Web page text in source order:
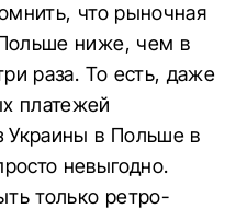
что рыночная
ниже, чем в
раза. То есть, даже
платежей
Украины в Польше в
невыгодно.
только ретро-